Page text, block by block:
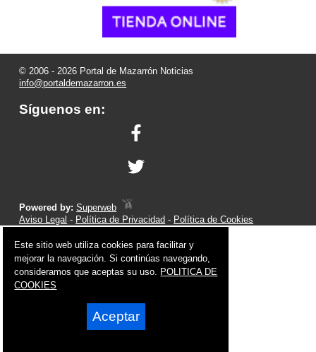
© 2006 - 2026 Portal de Mazarrón Noticias
info@portaldemazarron.es
Síguenos en:
Powered by:Superweb
Aviso Legal - Política de Privacidad - Política de Cookies
Este sitio web utiliza cookies para facilitar y
mejorar la navegación. Si continúas navegando,
consideramos que aceptas su uso. POLITICA DE
COOKIES
Aceptar